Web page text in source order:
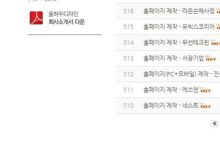
516 홈페이지 제작 - 라온손해사정
515 홈페이지 제작 - 유빅스코리아
514 홈페이지 제작 - 무선테크윈
513 홈페이지 제작 - 서광기업
512 홈페이지(PC+모바일) 제작 -
511 홈페이지 제작 - 에쓰엔
510 홈페이지 제작 - 네스트